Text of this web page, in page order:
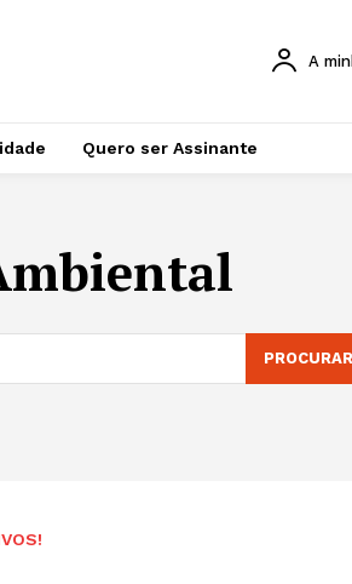
A
Quero ser Assinante
PROCURAR